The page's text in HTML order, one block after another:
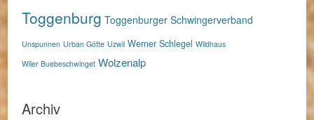
Toggenburg Toggenburger Schwingerverband
Unspunnen Urban Götte Uzwil Werner Schlegel Wildhaus
Wiler Buebeschwinget Wolzenalp
Archiv